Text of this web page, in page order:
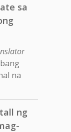
sa
na
ng